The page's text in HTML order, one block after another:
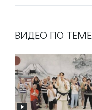
ВИДЕО ПО ТЕМЕ